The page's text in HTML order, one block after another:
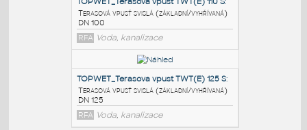
RFA Voda, kanalizace
TOPWET_Terasova vpust TWT(E) 50 S
Terasová vpusť svislá (základní/vyhřívaná)
DN 50
RFA
Voda, kanalizace